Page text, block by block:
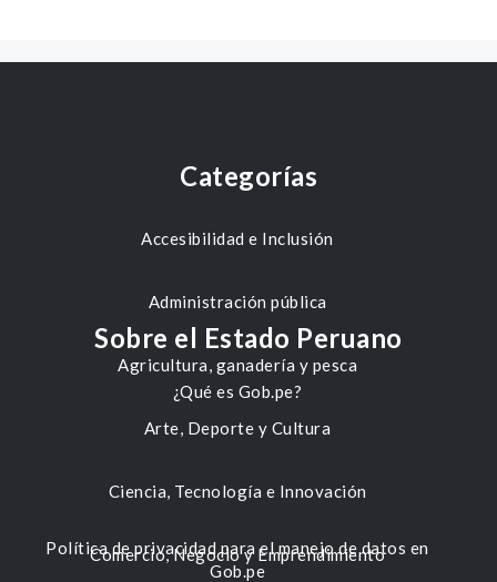
Categorías
Accesibilidad e Inclusión
Administración pública
Agricultura, ganadería y pesca
Arte, Deporte y Cultura
Ciencia, Tecnología e Innovación
Comercio, Negocio y Emprendimiento
Sobre el Estado Peruano
¿Qué es Gob.pe?
Política de privacidad para el manejo de datos en
Gob.pe